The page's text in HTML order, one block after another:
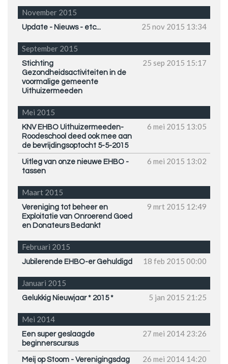
November 2015
Update - Nieuws - etc... 25 nov 2015 13:34
September 2015
Stichting
Gezondheidsactiviteiten in de
voormalige gemeente
Uithuizermeeden
25 sep 2015 15:17
Mei 2015
KNV EHBO Uithuizermeeden-
Roodeschool deed ook mee aan
de bevrijdingsoptocht 5-5-2015
6 mei 2015 13:05
Uitleg van onze nieuwe EHBO -
tassen
6 mei 2015 13:02
Maart 2015
Vereniging tot beheer en
Exploitatie van Onroerend Goed
en Donateurs Bedankt
9 mrt 2015 12:49
Februari 2015
Jubilerende EHBO-er Gehuldigd 18 feb 2015 00:00
Januari 2015
Gelukkig Nieuwjaar * 2015 * 5 jan 2015 21:25
Mei 2014
Een super geslaagde
beginnerscursus
27 mei 2014 23:26
Meij op Stoom - Verenigingsdag 26 mei 2014 14:20